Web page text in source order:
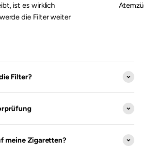
ist es wirklich
die Filter weiter
Filter?
meine Zigaretten?